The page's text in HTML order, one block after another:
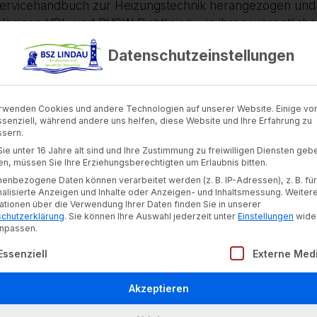
zur Heizungstechnik herangezogen
VDI- und DVGW-Richtlinien – in ihren
wurden ebenso anschaulich und
demonstrierte Markus Wittig an einer von CP
Inhalte direkt am Objekt. Er erläuterte detailliert
bis hin zu Umwälzpumpe und den
Wartungsfreundlichkeit der Geräte. Abschließend
vom Staatlichen Berufsschulzentrum Lindau für
einen erfolgreichen Abschluss im
Datenschutzeinstellungen
Cookies und andere Technologien auf unserer Website. Einige
während andere uns helfen, diese Website und Ihre Erfahrung zu
unter 16 Jahre alt sind und Ihre Zustimmung zu freiwilligen Diensten
müssen Sie Ihre Erziehungsberechtigten um Erlaubnis bitten.
Daten können verarbeitet werden (z. B. IP-Adressen), z. B. für
Anzeigen und Inhalte oder Anzeigen- und Inhaltsmessung. Weitere
über die Verwendung Ihrer Daten finden Sie in unserer
. Sie können Ihre Auswahl jederzeit unter Einstellungen
eine Liste der Service-Gruppen, für die eineExterne
Akzeptieren